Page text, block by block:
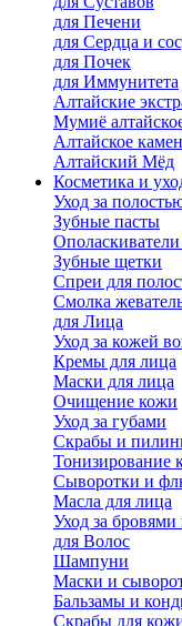
для Печени
для Сердца и
для Почек
для Иммунитета
Алтайские
Мумиё
Алтайское
Алтайский Мёд
Косметика и
Уход за
Зубные пасты
Зубные щетки
Спреи для
Смолка
для Лица
Уход за кожей
Кремы для лица
Маски для лица
Очищение кожи
Уход за губами
Скрабы и
Тонизирование
Сыворотки и
Масла для лица
Уход за
для Волос
Шампуни
Маски и
Бальзамы и
Скрабы для